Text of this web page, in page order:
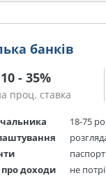
банків
10 - 35%
проц. ставка
18-75
доходи
не